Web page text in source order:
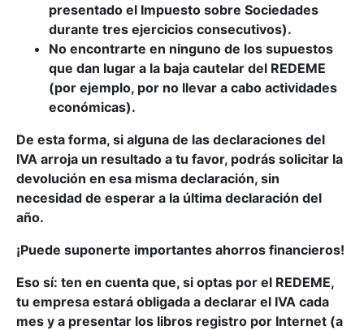
presentado el Impuesto sobre Sociedades
durante tres ejercicios consecutivos).
No encontrarte en ninguno de los supuestos
que dan lugar a la baja cautelar del REDEME
(por ejemplo, por no llevar a cabo actividades
económicas).
De esta forma, si alguna de las declaraciones del
IVA arroja un resultado a tu favor, podrás solicitar la
devolución en esa misma declaración, sin
necesidad de esperar a la última declaración del
año.
¡Puede suponerte importantes ahorros financieros!
Eso sí: ten en cuenta que, si optas por el REDEME,
tu empresa estará obligada a declarar el IVA cada
mes y a presentar los libros registro por Internet (a